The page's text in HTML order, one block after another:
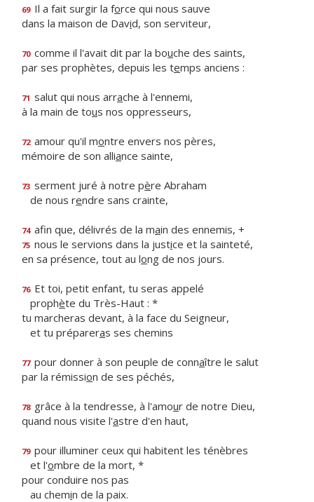
69 Il a fait surgir la force qui nous sauve
dans la maison de David, son serviteur,
70 comme il l'avait dit par la bouche des saints,
par ses prophètes, depuis les temps anciens :
71 salut qui nous arrache à l'ennemi,
à la main de tous nos oppresseurs,
72 amour qu'il montre envers nos pères,
mémoire de son alliance sainte,
73 serment juré à notre père Abraham
de nous rendre sans crainte,
74 afin que, délivrés de la main des ennemis, +
75 nous le servions dans la justice et la sainteté,
en sa présence, tout au long de nos jours.
76 Et toi, petit enfant, tu seras appelé
prophète du Très-Haut : *
tu marcheras devant, à la face du Seigneur,
et tu prépareras ses chemins
77 pour donner à son peuple de connaître le salut
par la rémission de ses péchés,
78 grâce à la tendresse, à l'amour de notre Dieu,
quand nous visite l'astre d'en haut,
79 pour illuminer ceux qui habitent les ténèbres
et l'ombre de la mort, *
pour conduire nos pas
au chemin de la paix.